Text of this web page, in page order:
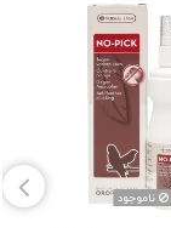
ناموجود